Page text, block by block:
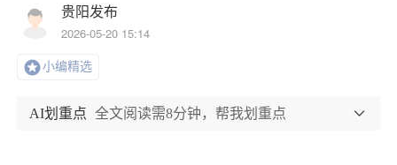
贵阳发布
2026-05-20 15:14
小编精选
AI划重点 全文阅读需8分钟，帮我划重点